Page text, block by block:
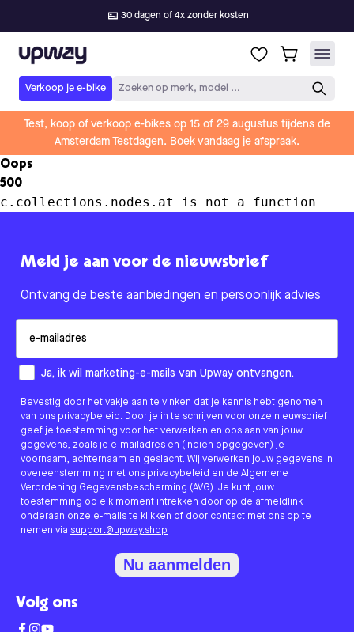
30 dagen of 4x zonder kosten
Upway
Verkoop je e-bike Zoeken op merk, model ...
Test, koop of verkoop e-bikes op 15 of 29 augustus tijdens de
Amsterdam Testdagen. Boek vandaag je afspraak.
Oops
500
c.collections.nodes.at is not a function
Meld je aan voor de nieuwsbrief
Ontvang de beste aanbiedingen en persoonlijk advies
How would you like to hear from us?
Ja, ik wil marketing-e-mails van Upway ontvangen.
Bevestig door het vakje aan te vinken dat je kennis hebt genomen
van ons privacybeleid. Door je in te schrijven voor onze nieuwsbrief
geef je toestemming voor het verwerken en opslaan van jouw
gegevens, zoals je e-mailadres en (indien opgegeven) je
voornaam, achternaam en geslacht. Wij verwerken jouw gegevens in
overeenstemming met ons privacybeleid en de Algemene
Verordening Gegevensbescherming (AVG). Je kunt jouw
toestemming op elk moment intrekken door op de afmeldlink
onderaan onze e-mails te klikken of door contact met ons op te
nemen via support@upway.shop
Nu aanmelden
Volg ons